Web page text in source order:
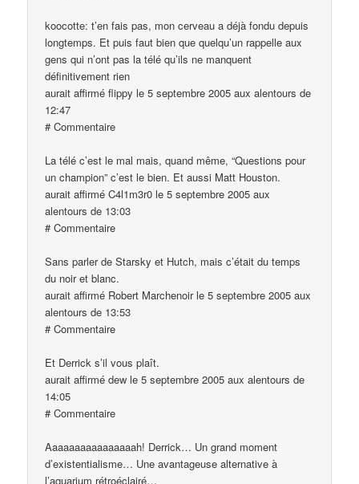
koocotte: t’en fais pas, mon cerveau a déjà fondu depuis
longtemps. Et puis faut bien que quelqu’un rappelle aux
gens qui n’ont pas la télé qu’ils ne manquent
définitivement rien
aurait affirmé flippy le 5 septembre 2005 aux alentours de
12:47
# Commentaire
La télé c’est le mal mais, quand même, “Questions pour
un champion” c’est le bien. Et aussi Matt Houston.
aurait affirmé C4l1m3r0 le 5 septembre 2005 aux
alentours de 13:03
# Commentaire
Sans parler de Starsky et Hutch, mais c’était du temps
du noir et blanc.
aurait affirmé Robert Marchenoir le 5 septembre 2005 aux
alentours de 13:53
# Commentaire
Et Derrick s’il vous plaît.
aurait affirmé dew le 5 septembre 2005 aux alentours de
14:05
# Commentaire
Aaaaaaaaaaaaaaaah! Derrick… Un grand moment
d’existentialisme… Une avantageuse alternative à
l’aquarium rétroéclairé…